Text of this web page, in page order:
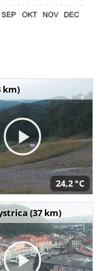
km)
24,2 °C
(37 km)